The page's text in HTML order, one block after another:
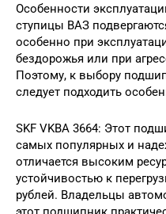
Особенности
ступицы ВАЗ
особенно при
бездорожья или при
Поэтому, к выбору
следует подходить
SKF VKBA 3664: Этот
самых популярных и
отличается высоким
устойчивостью к
рублей. Владельцы